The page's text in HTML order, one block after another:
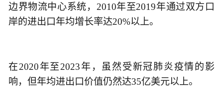
边界物流中心系统，2010年至2019年通过双方口
岸的进出口年均增长率达20%以上。
在2020年至2023年，虽然受新冠肺炎疫情的影
响，但年均进出口价值仍然达35亿美元以上。